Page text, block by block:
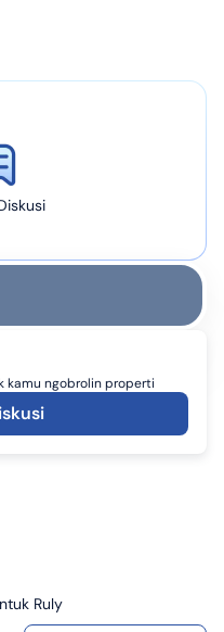
kamu ngobrolin properti
Ruly